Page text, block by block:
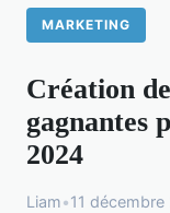
MARKETING
Création
gagnantes
2024
Liam•11